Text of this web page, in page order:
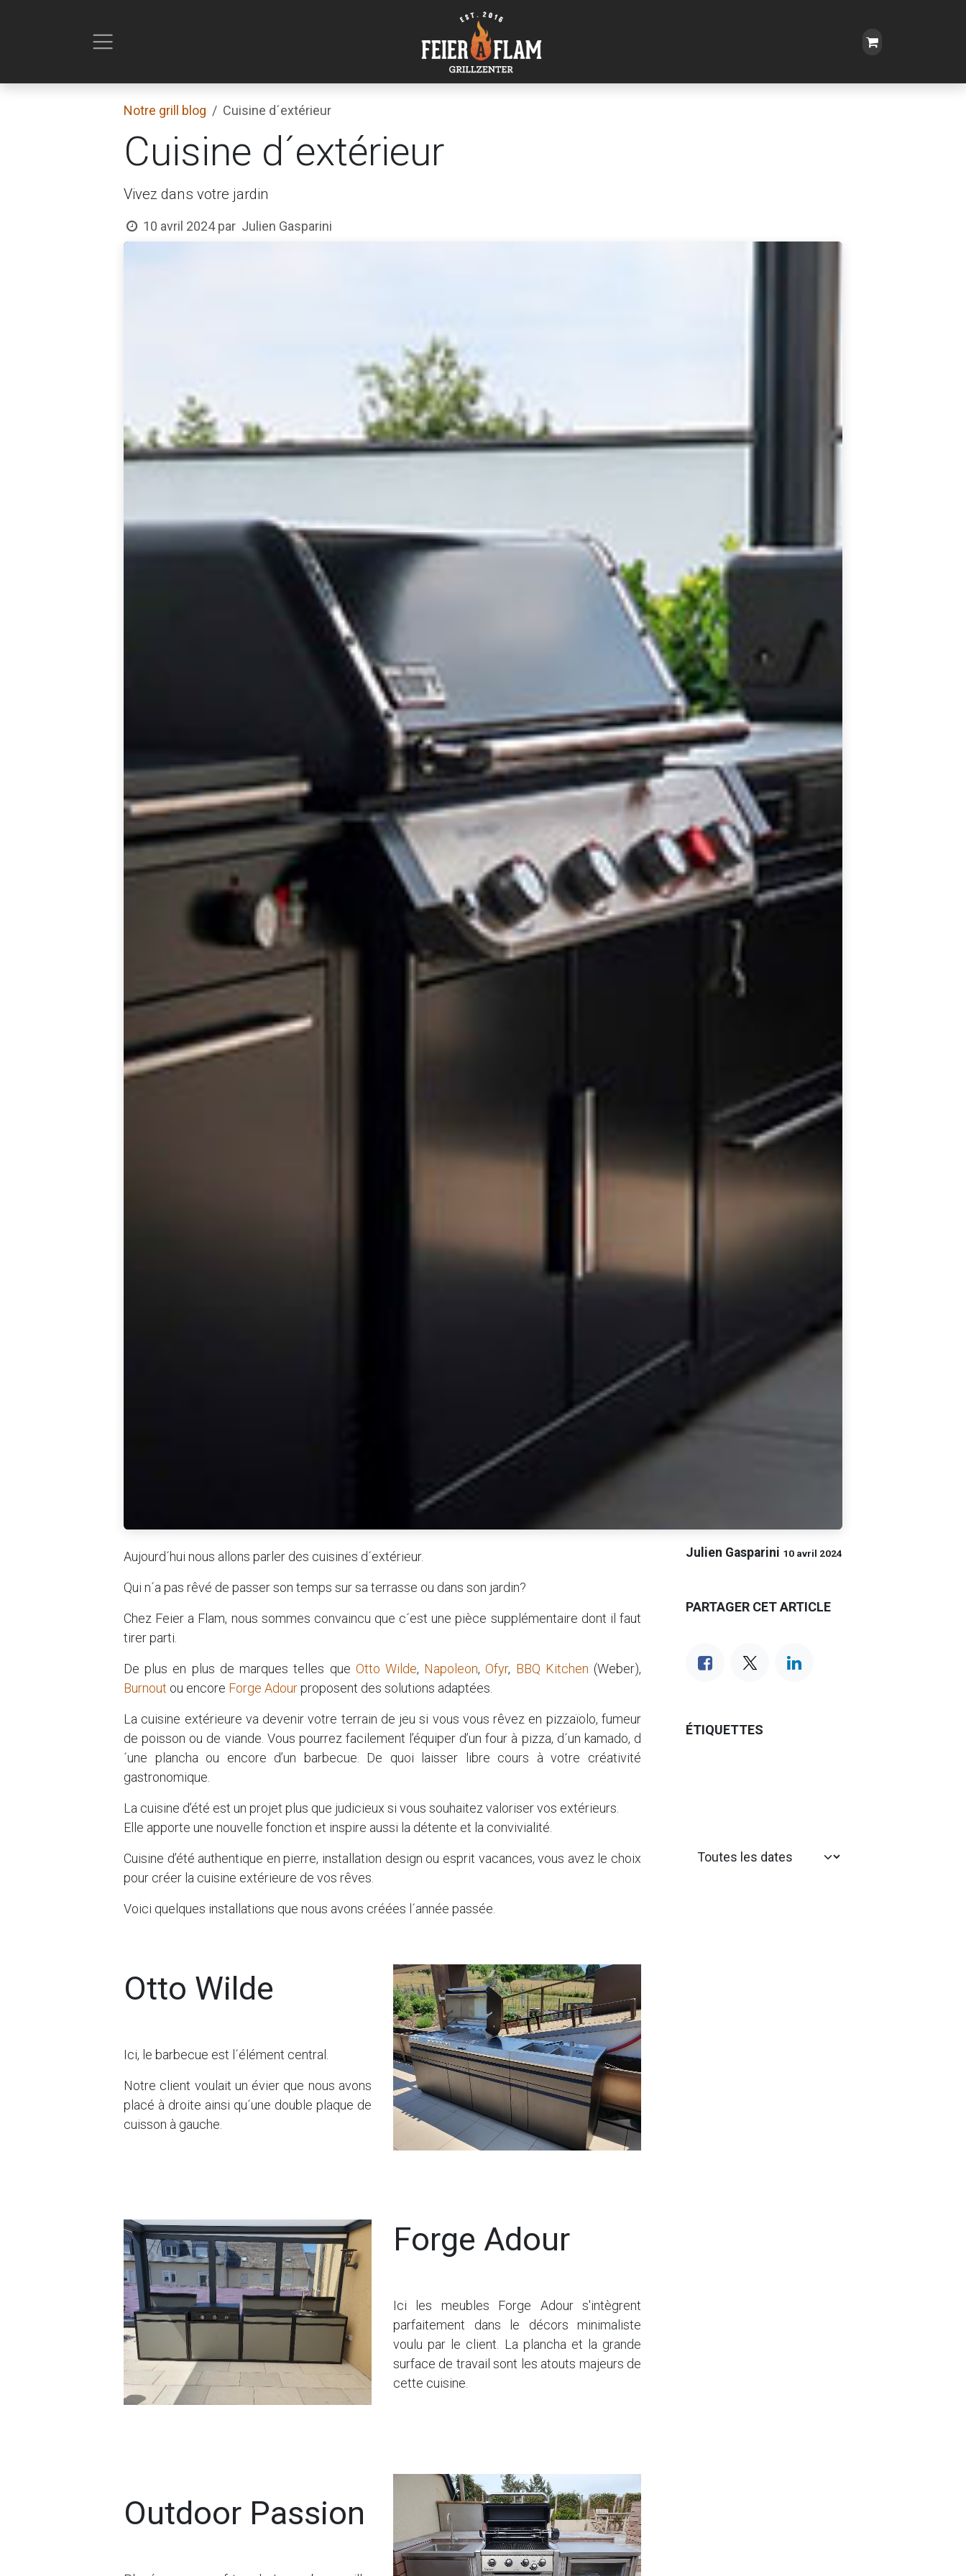
Notre grill blog Cuisine d´extérieur
Cuisine d´extérieur
Vivez dans votre jardin
10 avril 2024 par Julien Gasparini
Aujourd´hui nous allons parler des cuisines d´extérieur.
Qui n´a pas rêvé de passer son temps sur sa terrasse ou dans son jardin?
Chez Feier a Flam, nous sommes convaincu que c´est une pièce supplémentaire dont il faut
tirer parti.
De plus en plus de marques telles que Otto Wilde, Napoleon,Ofyr, BBQ Kitchen (Weber),
Burnout ou encore Forge Adourproposent des solutions adaptées.
La cuisine extérieure va devenir votre terrain de jeu si vous vous rêvez en pizzaïolo, fumeur
de poisson ou de viande. Vous pourrez facilement l’équiper d’un four à pizza, d´un kamado, d
´une plancha ou encore d’un barbecue. De quoi laisser libre cours à votre créativité
gastronomique.
La cuisine d’été est un projet plus que judicieux si vous souhaitez valoriser vos extérieurs.
Elle apporte une nouvelle fonction et inspire aussi la détente et la convivialité.
Cuisine d’été authentique en pierre, installation design ou esprit vacances, vous avez le choix
pour créer la cuisine extérieure de vos rêves.
Voici quelques installations que nous avons créées l´année passée.
Otto Wilde
Ici, le barbecue est l´élément central.
Notre client voulait un évier que nous avons
placé à droite ainsi qu´une double plaque de
cuisson à gauche.
Forge Adour
Ici les meubles Forge Adour s'intègrent
parfaitement dans le décors minimaliste
voulu par le client. La plancha et la grande
surface de travail sont les atouts majeurs de
cette cuisine.
Outdoor Passion
Julien Gasparini 10 avril 2024
PARTAGER CET ARTICLE
ÉTIQUETTES